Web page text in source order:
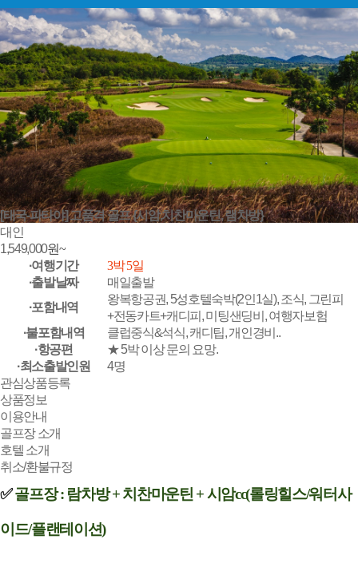
[태국-파타야] 고품격 골프 {시암,치찬마운틴, 램차방}
대인
1,549,000원~
·여행기간
3박 5일
·출발날짜
매일출발
·포함내역
왕복항공권, 5성호텔숙박(2인1실), 조식, 그린피
+전동카트+캐디피, 미팅샌딩비, 여행자보험
·불포함내역
클럽중식&석식, 캐디팁, 개인경비..
·항공편
★ 5박 이상 문의 요망.
·최소출발인원
4명
관심상품등록
상품정보
이용안내
골프장 소개
호텔 소개
취소/환불규정
✅️골프장 : 람차방 + 치찬마운틴 + 시암cc(롤링힐스/워터사
이드/플랜테이션)